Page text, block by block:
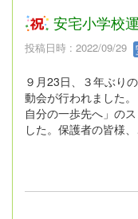
安宅小学校
投稿日時 : 2022/09/29
９月23日、３年ぶり
動会が行われました
自分の一歩先へ」の
した。保護者の皆様